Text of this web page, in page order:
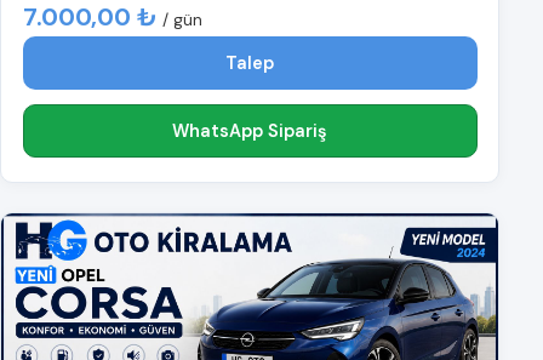
7.000,00 ₺ / gün
Talep
WhatsApp Sipariş